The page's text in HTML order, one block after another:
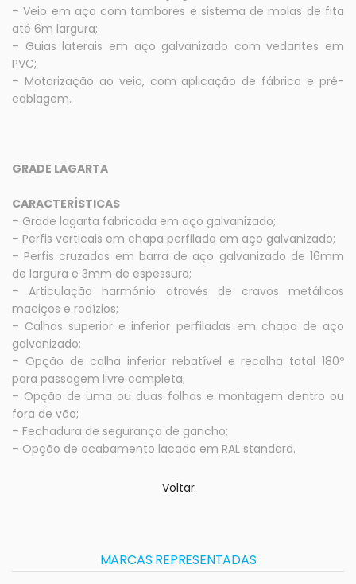
– Veio em aço com tambores e sistema de molas de fita
até 6m largura;
– Guias laterais em aço galvanizado com vedantes em
PVC;
– Motorização ao veio, com aplicação de fábrica e pré-
cablagem.
GRADE LAGARTA
CARACTERÍSTICAS
– Grade lagarta fabricada em aço galvanizado;
– Perfis verticais em chapa perfilada em aço galvanizado;
– Perfis cruzados em barra de aço galvanizado de 16mm
de largura e 3mm de espessura;
– Articulação harmónio através de cravos metálicos
maciços e rodízios;
– Calhas superior e inferior perfiladas em chapa de aço
galvanizado;
– Opção de calha inferior rebatível e recolha total 180º
para passagem livre completa;
– Opção de uma ou duas folhas e montagem dentro ou
fora de vão;
– Fechadura de segurança de gancho;
– Opção de acabamento lacado em RAL standard.
Voltar
MARCAS REPRESENTADAS